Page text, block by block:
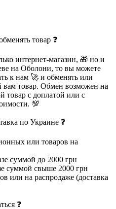
товар ❓
интернет-магазин, 🎁 но и
на Оболони, то вы можете
к нам 🚀 и обменять или
товар. Обмен возможен на
товар с доплатой или с
💯
по Украине ❓
или товаров на
суммой до 2000 грн
суммой свыше 2000 грн
или на распродаже (доставка
❓